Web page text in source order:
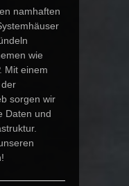
namhaften
wie
Mit einem
sorgen wir
Daten und